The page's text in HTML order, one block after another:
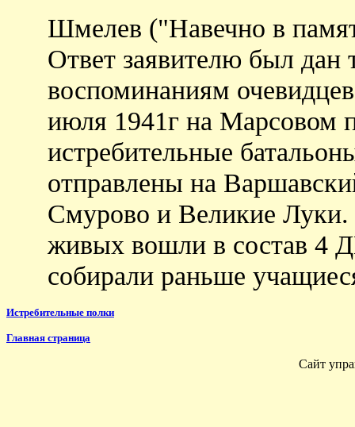
Шмелев ("Навечно в
Ответ заявителю был дан
воспоминаниям
июля 1941г на Марсовом
истребительные
отправлены на
Смурово и Великие
живых вошли в состав 4
собирали раньше
Истребительные полки
Главная страница
Сайт